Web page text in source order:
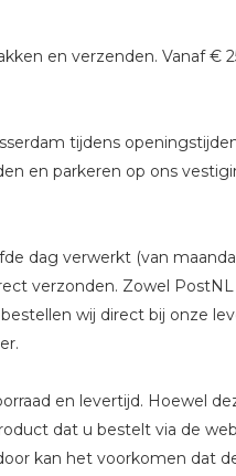
en verzenden. Vanaf €
tijdens
en parkeren op ons
dag verwerkt (van
verzonden. Zowel
wij direct bij onze
en levertijd. Hoewel
dat u bestelt via de
kan het voorkomen dat